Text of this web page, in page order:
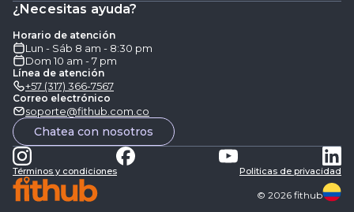
¿Necesitas ayuda?
Horario de atención
Lun - Sáb 8 am - 8:30 pm
Dom 10 am - 7 pm
Línea de atención
+57 (317) 366-7567
Correo electrónico
soporte@fithub.com.co
Chatea con nosotros
Términos y condiciones Politicas de privacidad
© 2026 fithub